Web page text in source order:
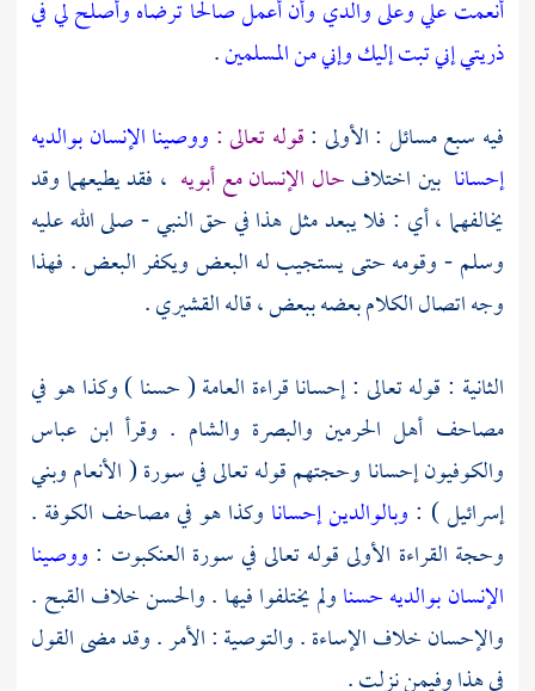
أنعمت علي وعلى والدي وأن أعمل صالحا ترضاه وأصلح لي في
ذريتي إني تبت إليك وإني من المسلمين.
فيه سبع مسائل : الأولى :قوله تعالى : ووصينا الإنسان بوالديه
إحسانا بين اختلافحال الإنسان مع أبويه ، فقد يطيعهما وقد
يخالفهما ، أي : فلا يبعد مثل هذا في حق النبي - صلى الله عليه
وسلم - وقومه حتى يستجيب له البعض ويكفر البعض . فهذا
وجه اتصال الكلام بعضه ببعض ، قالهالقشيري.
الثانية : قوله تعالى : إحسانا قراءة العامة ( حسنا ) وكذا هو في
مصاحف أهل الحرمين والبصرة والشام . وقرأ ابن عباس
والكوفيونإحسانا وحجتهم قوله تعالى في سورة ( الأنعام وبني
إسرائيل ) : وبالوالدين إحسانا وكذا هو في مصاحف الكوفة .
وحجة القراءة الأولى قوله تعالى في سورة العنكبوت : ووصينا
الإنسان بوالديه حسناولم يختلفوا فيها . والحسن خلاف القبح .
والإحسان خلاف الإساءة . والتوصية : الأمر . وقد مضى القول
في هذا وفيمن نزلت .